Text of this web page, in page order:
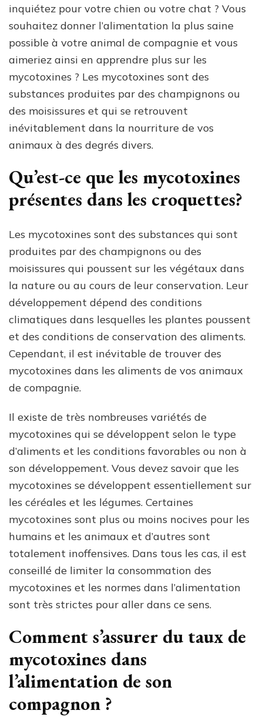
inquiétez pour votre chien ou votre chat ? Vous
souhaitez donner l’alimentation la plus saine
possible à votre animal de compagnie et vous
aimeriez ainsi en apprendre plus sur les
mycotoxines ? Les mycotoxines sont des
substances produites par des champignons ou
des moisissures et qui se retrouvent
inévitablement dans la nourriture de vos
animaux à des degrés divers.
Qu’est-ce que les mycotoxines
présentes dans les croquettes?
Les mycotoxines sont des substances qui sont
produites par des champignons ou des
moisissures qui poussent sur les végétaux dans
la nature ou au cours de leur conservation. Leur
développement dépend des conditions
climatiques dans lesquelles les plantes poussent
et des conditions de conservation des aliments.
Cependant, il est inévitable de trouver des
mycotoxines dans les aliments de vos animaux
de compagnie.
Il existe de très nombreuses variétés de
mycotoxines qui se développent selon le type
d’aliments et les conditions favorables ou non à
son développement. Vous devez savoir que les
mycotoxines se développent essentiellement sur
les céréales et les légumes. Certaines
mycotoxines sont plus ou moins nocives pour les
humains et les animaux et d’autres sont
totalement inoffensives. Dans tous les cas, il est
conseillé de limiter la consommation des
mycotoxines et les normes dans l’alimentation
sont très strictes pour aller dans ce sens.
Comment s’assurer du taux de
mycotoxines dans
l’alimentation de son
compagnon ?